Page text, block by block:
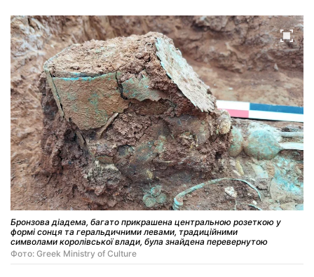
Бронзова діадема, багато прикрашена центральною розеткою у
формі сонця та геральдичними левами, традиційними
символами королівської влади, була знайдена перевернутою
Фото: Greek Ministry of Culture